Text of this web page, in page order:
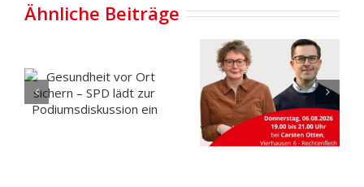
Ähnliche Beiträge
sichern –
SPD lädt
zur
Podiumsdiskussion
mit
Daniela
Behrens in
Rechtenfleth